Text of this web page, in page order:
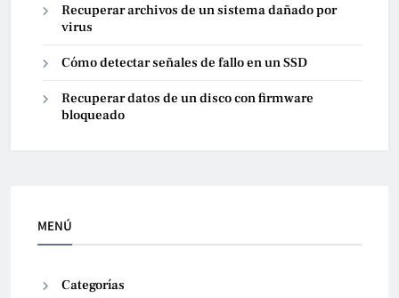
Recuperar archivos de un sistema dañado por
virus
Cómo detectar señales de fallo en un SSD
Recuperar datos de un disco con firmware
bloqueado
MENÚ
Categorías